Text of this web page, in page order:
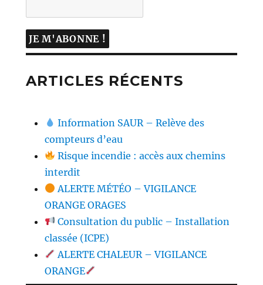
ARTICLES RÉCENTS
Information SAUR – Relève des
compteurs d’eau
Risque incendie : accès aux chemins
interdit
ALERTE MÉTÉO – VIGILANCE
ORANGE ORAGES
Consultation du public – Installation
classée (ICPE)
ALERTE CHALEUR – VIGILANCE
ORANGE